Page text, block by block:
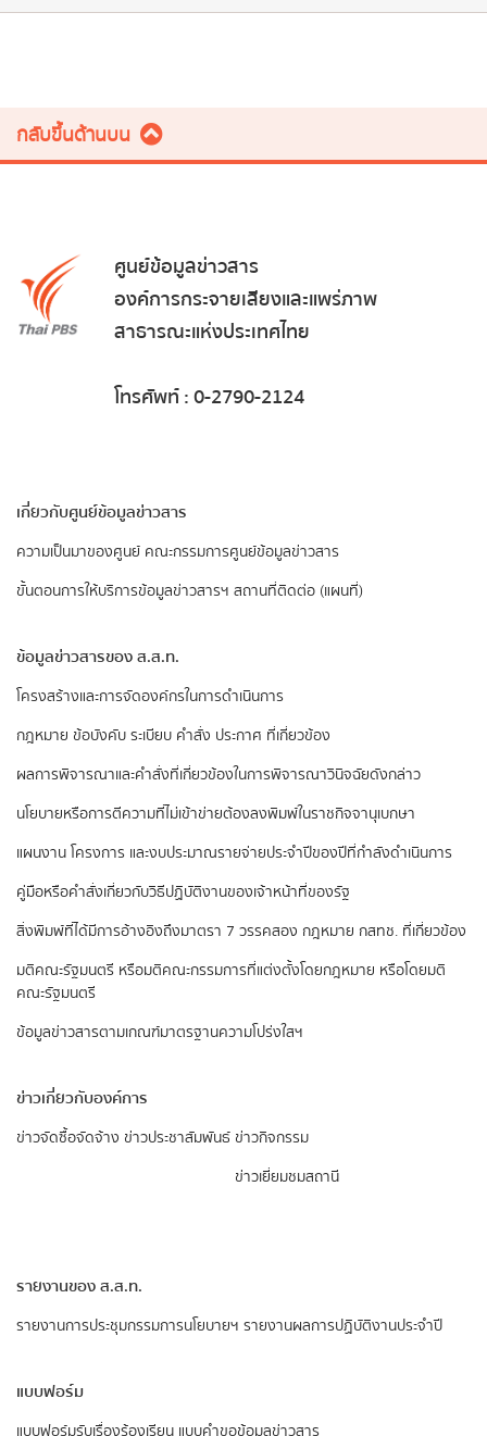
กลับขึ้นด้านบน
ศูนย์ข้อมูลข่าวสาร
องค์การกระจายเสียงและแพร่ภาพ
สาธารณะแห่งประเทศไทย
โทรศัพท์ : 0-2790-2124
เกี่ยวกับศูนย์ข้อมูลข่าวสาร
ความเป็นมาของศูนย์ คณะกรรมการศูนย์ข้อมูลข่าวสาร
ขั้นตอนการให้บริการข้อมูลข่าวสารฯ สถานที่ติดต่อ (แผนที่)
ข้อมูลข่าวสารของ ส.ส.ท.
​โครงสร้างและการจัดองค์กรในการดำเนินการ
กฎหมาย ข้อบังคับ ระเบียบ คำสั่ง ประกาศ ที่เกี่ยวข้อง
ผลการพิจารณาและคำสั่งที่เกี่ยวข้องในการพิจารณาวินิจฉัยดังกล่าว
นโยบายหรือการตีความที่ไม่เข้าข่ายต้องลงพิมพ์ในราชกิจจานุเบกษา
แผนงาน โครงการ และงบประมาณรายจ่ายประจำปีของปีที่กำลังดำเนินการ
คู่มือหรือคำสั่งเกี่ยวกับวิธีปฏิบัติงานของเจ้าหน้าที่ของรัฐ
สิ่งพิมพ์ที่ได้มีการอ้างอิงถึงมาตรา 7 วรรคสอง กฎหมาย กสทช. ที่เกี่ยวข้อง
มติคณะรัฐมนตรี หรือมติคณะกรรมการที่แต่งตั้งโดยกฎหมาย หรือโดยมติ
คณะรัฐมนตรี
ข้อมูลข่าวสารตามเกณฑ์มาตรฐานความโปร่งใสฯ
ข่าวเกี่ยวกับองค์การ
ข่าวจัดซื้อจัดจ้าง ข่าวประชาสัมพันธ์ ข่าวกิจกรรม
ข่าวเยี่ยมชมสถานี
รายงานของ ส.ส.ท.
รายงานการประชุมกรรมการนโยบายฯ รายงานผลการปฏิบัติงานประจำปี
แบบฟอร์ม
แบบฟอร์มรับเรื่องร้องเรียน แบบคำขอข้อมูลข่าวสาร